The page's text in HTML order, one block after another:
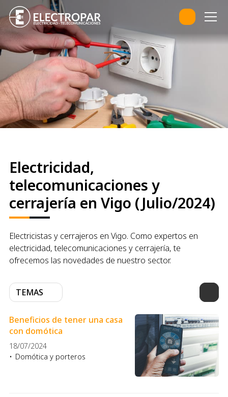
Electricidad,
telecomunicaciones y
cerrajería en Vigo (Julio/2024)
Electricistas y cerrajeros en Vigo. Como expertos en
electricidad, telecomunicaciones y cerrajería, te
ofrecemos las novedades de nuestro sector.
TEMAS
Beneficios de tener una casa
con domótica
18/07/2024
Domótica y porteros